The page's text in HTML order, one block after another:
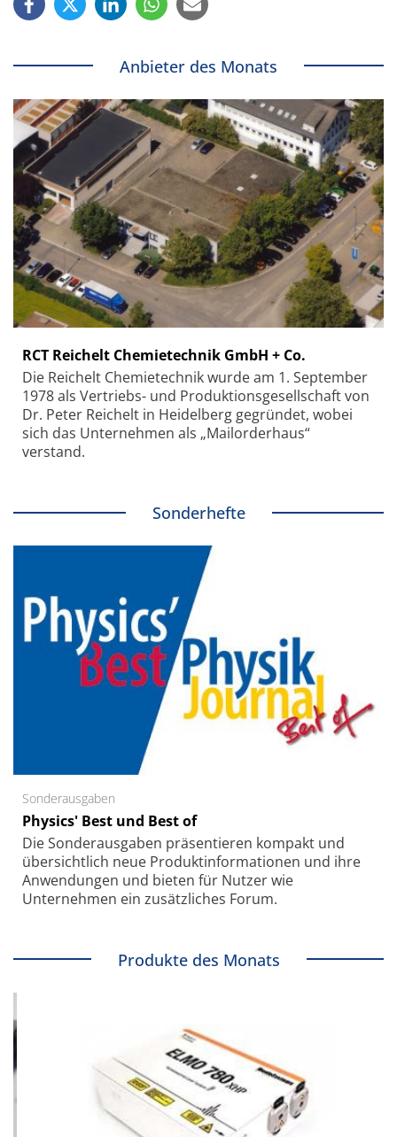
Anbieter des Monats
RCT Reichelt Chemietechnik GmbH + Co.
Die Reichelt Chemietechnik wurde am 1. September
1978 als Vertriebs- und Produktionsgesellschaft von
Dr. Peter Reichelt in Heidelberg gegründet, wobei
sich das Unternehmen als „Mailorderhaus“
verstand.
Sonderhefte
Sonderausgaben
Physics' Best und Best of
Die Sonder­ausgaben präsentieren kompakt und
übersichtlich neue Produkt­informationen und ihre
Anwendungen und bieten für Nutzer wie
Unternehmen ein zusätzliches Forum.
Produkte des Monats